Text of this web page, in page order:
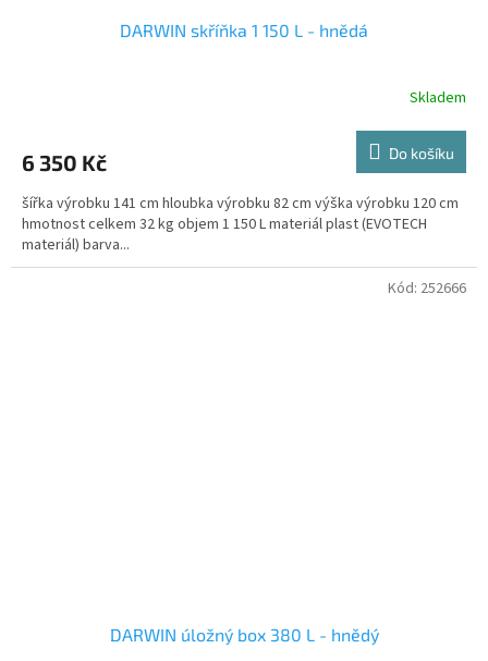
DARWIN skříňka 1 150 L - hnědá
Skladem
6 350 Kč Do košíku
šířka výrobku 141 cm hloubka výrobku 82 cm výška výrobku 120 cm
hmotnost celkem 32 kg objem 1 150 L materiál plast (EVOTECH
materiál) barva...
DARWIN úložný box 380 L - hnědý
Kód: 252666